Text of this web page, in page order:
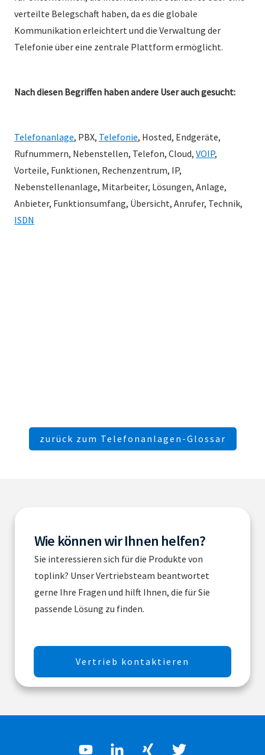
verteilte Belegschaft haben, da es die globale
Kommunikation erleichtert und die Verwaltung der
Telefonie über eine zentrale Plattform ermöglicht.
Nach diesen Begriffen haben andere User auch gesucht:
Telefonanlage, PBX, Telefonie, Hosted, Endgeräte,
Rufnummern, Nebenstellen, Telefon, Cloud, VOIP,
Vorteile, Funktionen, Rechenzentrum, IP,
Nebenstellenanlage, Mitarbeiter, Lösungen, Anlage,
Anbieter, Funktionsumfang, Übersicht, Anrufer, Technik,
ISDN
zurück zum Telefonanlagen-Glossar
Wie können wir Ihnen helfen?
Sie interessieren sich für die Produkte von
toplink? Unser Vertriebsteam beantwortet
gerne Ihre Fragen und hilft Ihnen, die für Sie
passende Lösung zu finden.
Vertrieb kontaktieren